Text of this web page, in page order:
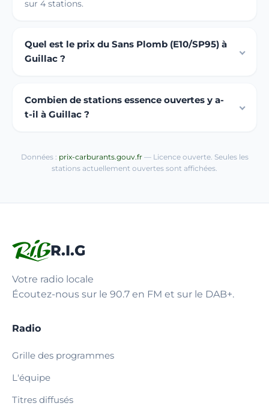
sur 4 stations.
Quel est le prix du Sans Plomb (E10/SP95) à
Guillac ?
Combien de stations essence ouvertes y a-
t-il à Guillac ?
Données : prix-carburants.gouv.fr— Licence ouverte. Seules les
stations actuellement ouvertes sont affichées.
R.I.G
Votre radio locale
Écoutez-nous sur le 90.7 en FM et sur le DAB+.
Radio
Grille des programmes
L'équipe
Titres diffusés